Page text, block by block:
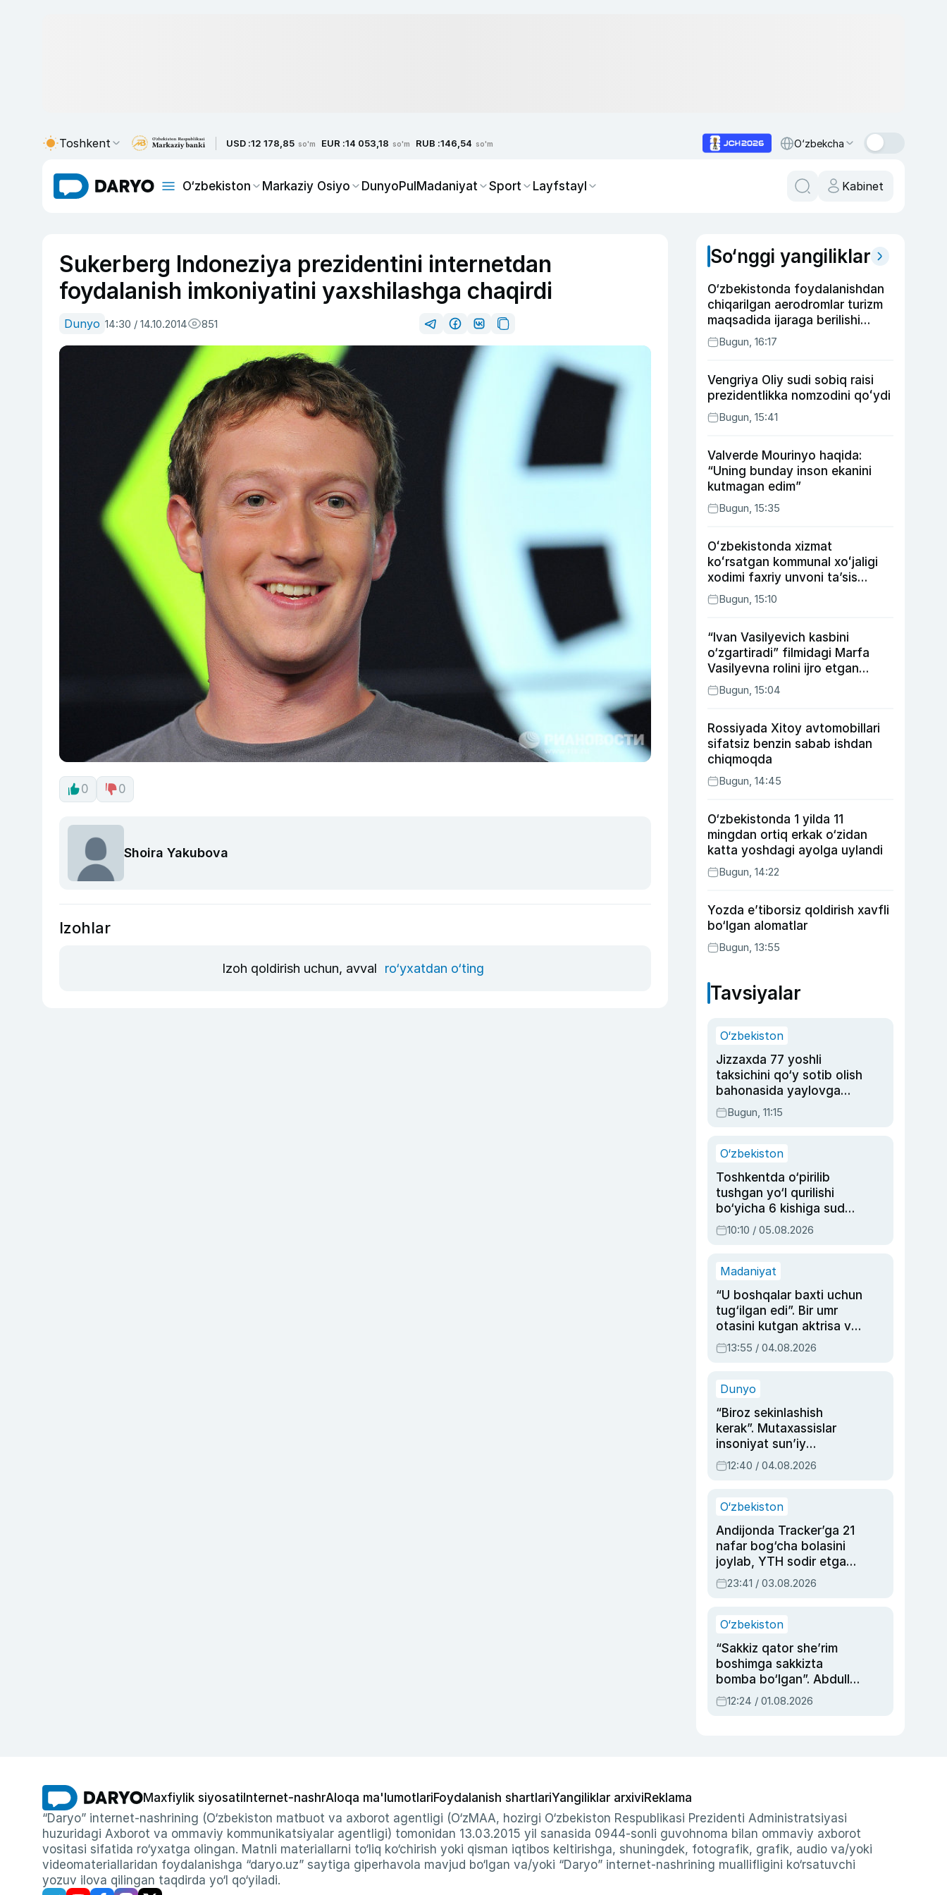
Toshkent USD :12 178,85 so'm EUR :14 053,18 so'm RUB :146,54 so'm O‘zbekcha
O‘zbekiston Markaziy Osiyo DunyoPulMadaniyat Sport Layfstayl Kabinet
Sukerberg Indoneziya prezidentini internetdan
foydalanish imkoniyatini yaxshilashga chaqirdi
Dunyo 14:30 / 14.10.2014 851
0 0
Shoira Yakubova
Izohlar
Izoh qoldirish uchun, avval ro‘yxatdan o‘ting
So‘nggi yangiliklar
O‘zbekistonda foydalanishdan
chiqarilgan aerodromlar turizm
maqsadida ijaraga berilishi
mumkin
Bugun, 16:17
Vengriya Oliy sudi sobiq raisi
prezidentlikka nomzodini qoʻydi
Bugun, 15:41
Valverde Mourinyo haqida:
“Uning bunday inson ekanini
kutmagan edim”
Bugun, 15:35
Oʻzbekistonda xizmat
koʻrsatgan kommunal xoʻjaligi
xodimi faxriy unvoni taʼsis
etilishi mumkin
Bugun, 15:10
“Ivan Vasilyevich kasbini
o‘zgartiradi” filmidagi Marfa
Vasilyevna rolini ijro etgan
aktrisaning taqdiri qanday
kechdi?
Bugun, 15:04
Rossiyada Xitoy avtomobillari
sifatsiz benzin sabab ishdan
chiqmoqda
Bugun, 14:45
O‘zbekistonda 1 yilda 11
mingdan ortiq erkak o‘zidan
katta yoshdagi ayolga uylandi
Bugun, 14:22
Yozda e’tiborsiz qoldirish xavfli
bo‘lgan alomatlar
Bugun, 13:55
Tavsiyalar
O‘zbekiston
Jizzaxda 77 yoshli
taksichini qo‘y sotib olish
bahonasida yaylovga
olib borib o‘ldirgan yigit
20 yilga qamaldi
Bugun, 11:15
O‘zbekiston
Toshkentda o‘pirilib
tushgan yo‘l qurilishi
bo‘yicha 6 kishiga sud
hukmi o‘qildi
10:10 / 05.08.2026
Madaniyat
“U boshqalar baxti uchun
tug‘ilgan edi”. Bir umr
otasini kutgan aktrisa va
dublyaj ustasi Rimma
Ahmedovaning
13:55 / 04.08.2026
Dunyo
“Biroz sekinlashish
kerak”. Mutaxassislar
insoniyat sun’iy
intellektni boshqara
olmay qolishidan xavotir
12:40 / 04.08.2026
O‘zbekiston
Andijonda Tracker’ga 21
nafar bog‘cha bolasini
joylab, YTH sodir etgan
ayolga sud hukmi o‘qildi
23:41 / 03.08.2026
O‘zbekiston
“Sakkiz qator she’rim
boshimga sakkizta
bomba bo‘lgan”. Abdulla
Oripovni siyosiy
ayblovlardan asrab
12:24 / 01.08.2026
Maxfiylik siyosati Internet-nashrAloqa ma'lumotlariFoydalanish shartlariYangiliklar arxiviReklama
“Daryo” internet-nashrining (O‘zbekiston matbuot va axborot agentligi (O‘zMAA, hozirgi O‘zbekiston Respublikasi Prezidenti Administratsiyasi
huzuridagi Axborot va ommaviy kommunikatsiyalar agentligi) tomonidan 13.03.2015 yil sanasida 0944-sonli guvohnoma bilan ommaviy axborot
vositasi sifatida ro‘yxatga olingan. Matnli materiallarni to‘liq ko‘chirish yoki qisman iqtibos keltirishga, shuningdek, fotografik, grafik, audio va/yoki
videomateriallaridan foydalanishga “daryo.uz” saytiga giperhavola mavjud bo‘lgan va/yoki “Daryo” internet-nashrining muallifligini ko‘rsatuvchi
yozuv ilova qilingan taqdirda yo‘l qo‘yiladi.